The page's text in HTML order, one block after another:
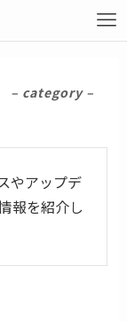
– category –
やアップデ
報を紹介し